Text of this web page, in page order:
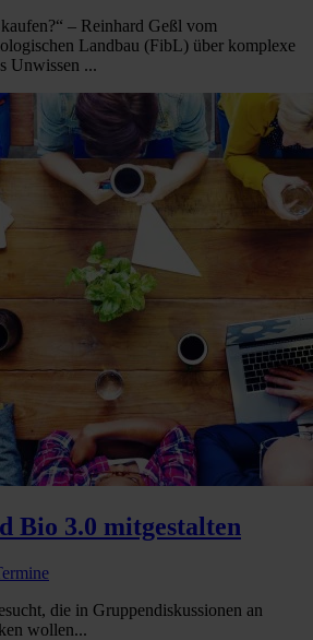
– Reinhard Geßl vom
Landbau (FibL) über komplexe
Unwissen ...
Bio 3.0 mitgestalten
die in Gruppendiskussionen an
wollen...